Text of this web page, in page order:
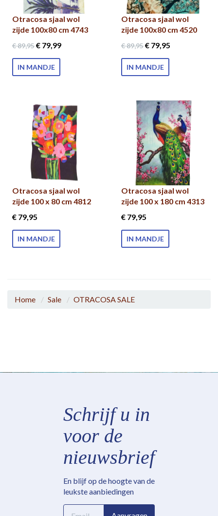
Otracosa sjaal wol
zijde 100x80 cm 4743
€ 89,95€ 79,99
IN MANDJE
Otracosa sjaal wol
zijde 100x80 cm 4520
€ 89,95€ 79,95
IN MANDJE
Otracosa sjaal wol
zijde 100 x 80 cm 4812
€ 79,95
IN MANDJE
Otracosa sjaal wol
zijde 100 x 180 cm 4313
€ 79,95
IN MANDJE
Home Sale OTRACOSA SALE
Schrijf u in
voor de
nieuwsbrief
En blijf op de hoogte van de
leukste aanbiedingen
E-